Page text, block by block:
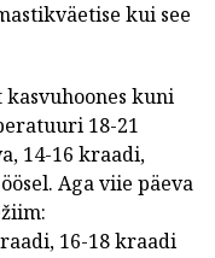
kui see
kuni
18-21
14-16 kraadi,
Aga viie päeva
16-18 kraadi